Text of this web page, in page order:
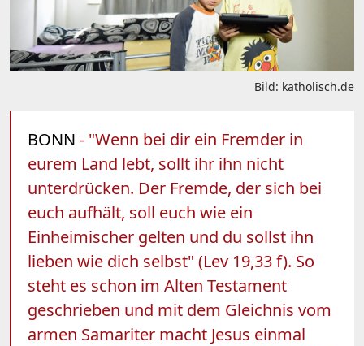
Bild: katholisch.de
BONN - "Wenn bei dir ein Fremder in
eurem Land lebt, sollt ihr ihn nicht
unterdrücken. Der Fremde, der sich bei
euch aufhält, soll euch wie ein
Einheimischer gelten und du sollst ihn
lieben wie dich selbst" (Lev 19,33 f). So
steht es schon im Alten Testament
geschrieben und mit dem Gleichnis vom
armen Samariter macht Jesus einmal